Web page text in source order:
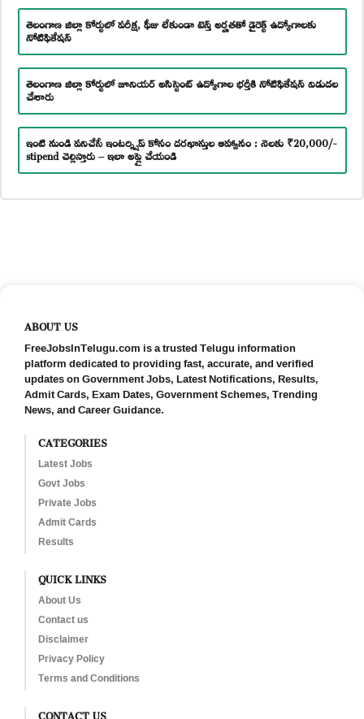
తెలంగాణ జిల్లా కోర్టులో పరీక్ష, ఫీజు లేకుండా టెన్త్ అర్హతతో డైరెక్ట్ ఉద్యోగాలకు
నోటిఫికేషన్
తెలంగాణ జిల్లా కోర్టులో జూనియర్ అసిస్టెంట్ ఉద్యోగాల భర్తీకి నోటిఫికేషన్ విడుదల
చేశారు
ఇంటి నుండి పనిచేసే ఇంటర్న్షిప్ కోసం దరఖాస్తుల ఆహ్వానం : నెలకు ₹20,000/-
stipend చెల్లిస్తారు – ఇలా అప్లై చేయండి
ABOUT US
FreeJobsInTelugu.com is a trusted Telugu information
platform dedicated to providing fast, accurate, and verified
updates on Government Jobs, Latest Notifications, Results,
Admit Cards, Exam Dates, Government Schemes, Trending
News, and Career Guidance.
CATEGORIES
Latest Jobs
Govt Jobs
Private Jobs
Admit Cards
Results
QUICK LINKS
About Us
Contact us
Disclaimer
Privacy Policy
Terms and Conditions
CONTACT US